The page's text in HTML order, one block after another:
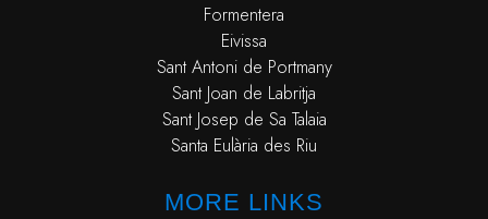
Formentera
Eivissa
Sant Antoni de Portmany
Sant Joan de Labritja
Sant Josep de Sa Talaia
Santa Eulària des Riu
MORE LINKS